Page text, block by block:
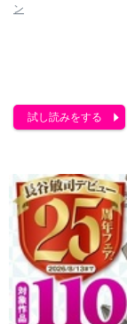
ン
試し読みをする